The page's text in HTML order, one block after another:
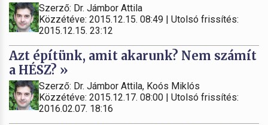
Szerző: Dr. Jámbor Attila
Közzétéve: 2015.12.15. 08:49 | Utolsó frissítés:
2015.12.15. 23:12
Azt építünk, amit akarunk? Nem számít
a HÉSZ? »
Szerző: Dr. Jámbor Attila, Koós Miklós
Közzétéve: 2015.12.17. 08:00 | Utolsó frissítés:
2016.02.07. 18:16